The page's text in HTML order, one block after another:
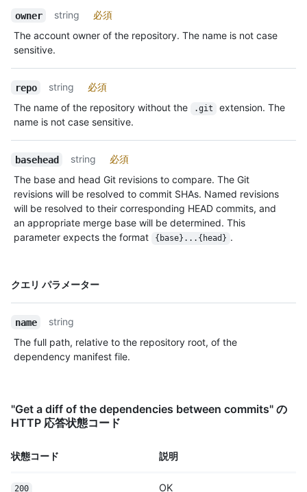
owner string
必須
The account owner of the repository. The name is not case
sensitive.
repo string
必須
The name of the repository without the
.git
extension. The
name is not case sensitive.
basehead string
必須
The base and head Git revisions to compare. The Git
revisions will be resolved to commit SHAs. Named revisions
will be resolved to their corresponding HEAD commits, and
an appropriate merge base will be determined. This
parameter expects the format
{base}...{head} .
クエリ パラメーター
名前,
name
string
The full path, relative to the repository root, of the
dependency manifest file.
"Get a diff of the dependencies between commits" の
HTTP 応答状態コード
状態コード 説明
200 OK